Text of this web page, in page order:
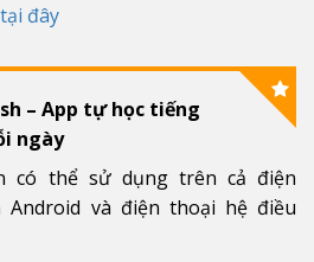
đây
– App tự học tiếng
ngày
có thể sử dụng trên cả điện
và điện thoại hệ điều